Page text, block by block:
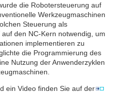
die Robotersteuerung auf
Werkzeugmaschinen
Steuerung als
den NC-Kern notwendig, um
implementieren zu
die Programmierung des
Nutzung der Anwenderzyklen
ein Video finden Sie auf der